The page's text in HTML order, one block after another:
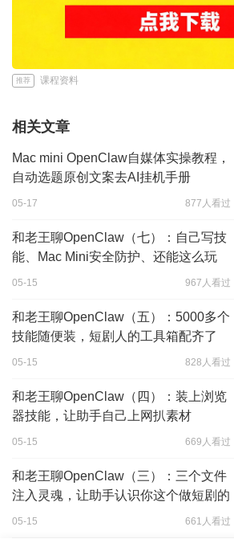
推荐 课程资料
相关文章
Mac mini OpenClaw自媒体实操教程，
自动选题原创文案去AI挂机手册
05-17 877人看过
和老王聊OpenClaw（七）：自己写技
能、Mac Mini安全防护、还能这么玩
05-15 967人看过
和老王聊OpenClaw（五）：5000多个
技能随便装，短剧人的工具箱配齐了
05-15 828人看过
和老王聊OpenClaw（四）：装上浏览
器技能，让助手自己上网扒素材
05-15 669人看过
和老王聊OpenClaw（三）：三个文件
注入灵魂，让助手认识你这个做短剧的
05-15 661人看过